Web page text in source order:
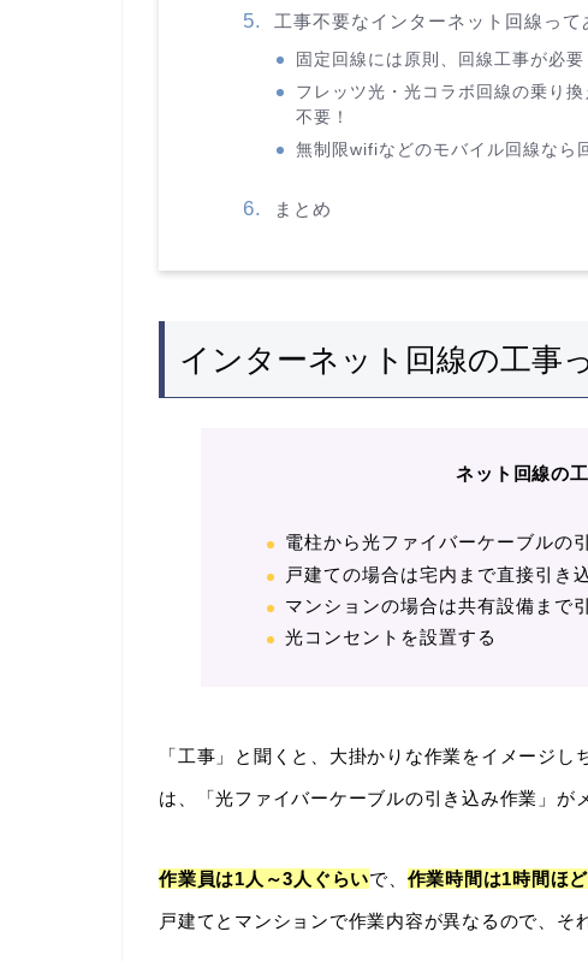
工事不要なインターネット回線って
固定回線には原則、回線工事が必要
フレッツ光・光コラボ回線の乗り
不要！
無制限wifiなどのモバイル回線なら
まとめ
インターネット回線の工事
ネット回線の
電柱から光ファイバーケーブルの
戸建ての場合は宅内まで直接引き
マンションの場合は共有設備まで
光コンセントを設置する
「工事」と聞くと、大掛かりな作業をイメージ
は、「光ファイバーケーブルの引き込み作業」が
作業員は1人～3人ぐらいで、 作業時間は1時間ほど
戸建てとマンションで作業内容が異なるので、そ